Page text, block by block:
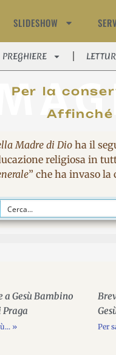
SLIDESHOW
PREGHIERE
Per la
Affinché
Madre di Dio ha il
religiosa in
” che ha invaso
a Gesù Bambino
» Per